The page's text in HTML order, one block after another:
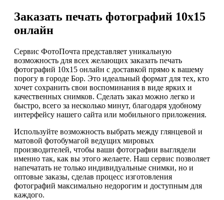
Заказать печать фотографий 10х15
онлайн
Сервис ФотоПочта представляет уникальную
возможность для всех желающих заказать печать
фотографий 10х15 онлайн с доставкой прямо к вашему
порогу в городе Бор. Это идеальный формат для тех, кто
хочет сохранить свои воспоминания в виде ярких и
качественных снимков. Сделать заказ можно легко и
быстро, всего за несколько минут, благодаря удобному
интерфейсу нашего сайта или мобильного приложения.
Используйте возможность выбрать между глянцевой и
матовой фотобумагой ведущих мировых
производителей, чтобы ваши фотографии выглядели
именно так, как вы этого желаете. Наш сервис позволяет
напечатать не только индивидуальные снимки, но и
оптовые заказы, сделав процесс изготовления
фотографий максимально недорогим и доступным для
каждого.